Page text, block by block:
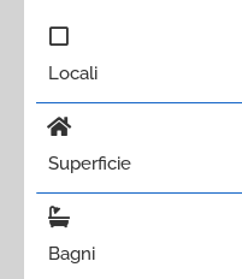
Locali
Superficie
Bagni